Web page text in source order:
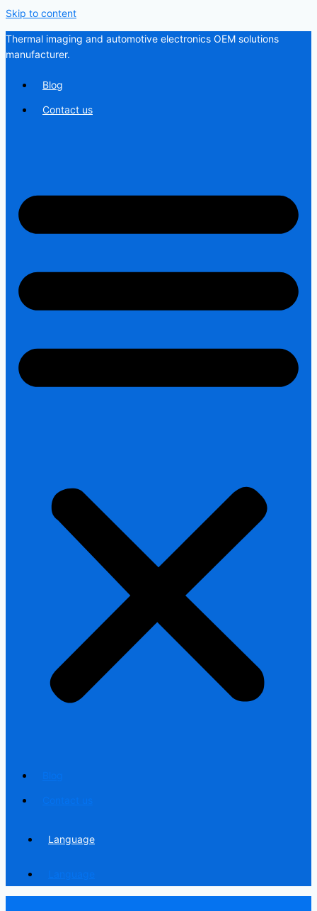
Skip to content
Thermal imaging and automotive electronics OEM solutions
manufacturer.
Blog
Contact us
Language